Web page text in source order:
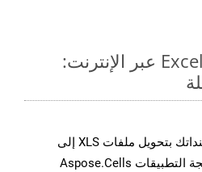
تحويل ملفات Excel XLS عبر الإنترنت:
حسّن سير عمل تحويل مستنداتك بتحويل ملفات XLS إلى
HTML باستخدام واجهة برمجة التطبيقات Aspose.Cells